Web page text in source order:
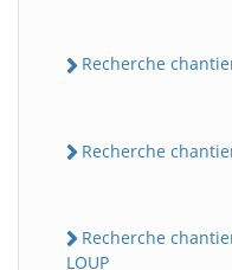
Recherche
Recherche
Recherche
LOUP